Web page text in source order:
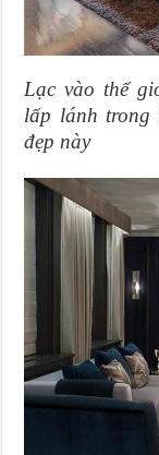
Lạc vào thế
lấp lánh trong
đẹp này